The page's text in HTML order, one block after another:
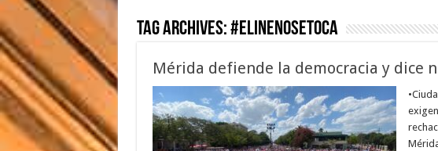
Tag Archives:#ElINENoSeToca
Mérida defiende la democracia y dice